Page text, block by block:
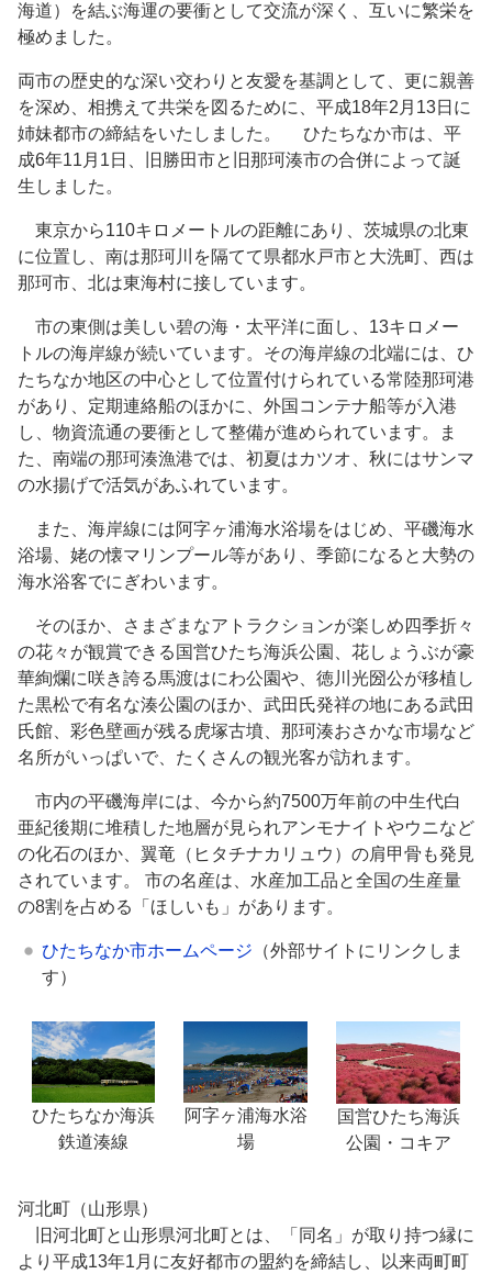
海道）を結ぶ海運の要衝として交流が深く、互いに繁栄を
極めました。
両市の歴史的な深い交わりと友愛を基調として、更に親善
を深め、相携えて共栄を図るために、平成18年2月13日に
姉妹都市の締結をいたしました。 ひたちなか市は、平
成6年11月1日、旧勝田市と旧那珂湊市の合併によって誕
生しました。
東京から110キロメートルの距離にあり、茨城県の北東
に位置し、南は那珂川を隔てて県都水戸市と大洗町、西は
那珂市、北は東海村に接しています。
市の東側は美しい碧の海・太平洋に面し、13キロメー
トルの海岸線が続いています。その海岸線の北端には、ひ
たちなか地区の中心として位置付けられている常陸那珂港
があり、定期連絡船のほかに、外国コンテナ船等が入港
し、物資流通の要衝として整備が進められています。ま
た、南端の那珂湊漁港では、初夏はカツオ、秋にはサンマ
の水揚げで活気があふれています。
また、海岸線には阿字ヶ浦海水浴場をはじめ、平磯海水
浴場、姥の懐マリンプール等があり、季節になると大勢の
海水浴客でにぎわいます。
そのほか、さまざまなアトラクションが楽しめ四季折々
の花々が観賞できる国営ひたち海浜公園、花しょうぶが豪
華絢爛に咲き誇る馬渡はにわ公園や、徳川光圀公が移植し
た黒松で有名な湊公園のほか、武田氏発祥の地にある武田
氏館、彩色壁画が残る虎塚古墳、那珂湊おさかな市場など
名所がいっぱいで、たくさんの観光客が訪れます。
市内の平磯海岸には、今から約7500万年前の中生代白
亜紀後期に堆積した地層が見られアンモナイトやウニなど
の化石のほか、翼竜（ヒタチナカリュウ）の肩甲骨も発見
されています。 市の名産は、水産加工品と全国の生産量
の8割を占める「ほしいも」があります。
ひたちなか市ホームページ （外部サイトにリンクしま
す）
ひたちなか海浜
鉄道湊線
阿字ヶ浦海水浴
場
国営ひたち海浜
公園・コキア
河北町（山形県）
旧河北町と山形県河北町とは、「同名」が取り持つ縁に
より平成13年1月に友好都市の盟約を締結し、以来両町町